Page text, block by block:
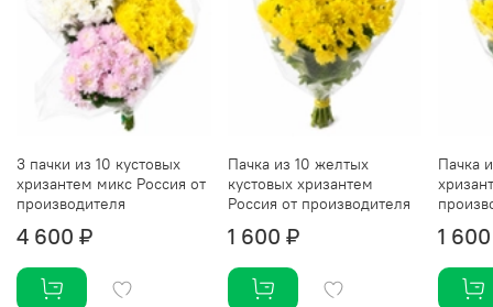
3 пачки из 10 кустовых
хризантем микс Россия от
производителя
4 600 ₽
Пачка из 10 желтых
кустовых хризантем
Россия от производителя
1 600 ₽
Пачка
1